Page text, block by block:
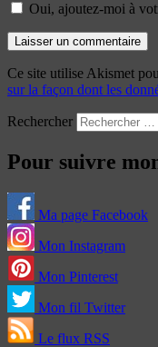
Oui, ajoutez-moi à
Ce site utilise Akismet
sur la façon dont les
Rechercher
Pour suivre
Ma page Facebook
Mon Instagram
Mon Pinterest
Mon fil Twitter
Le flux RSS